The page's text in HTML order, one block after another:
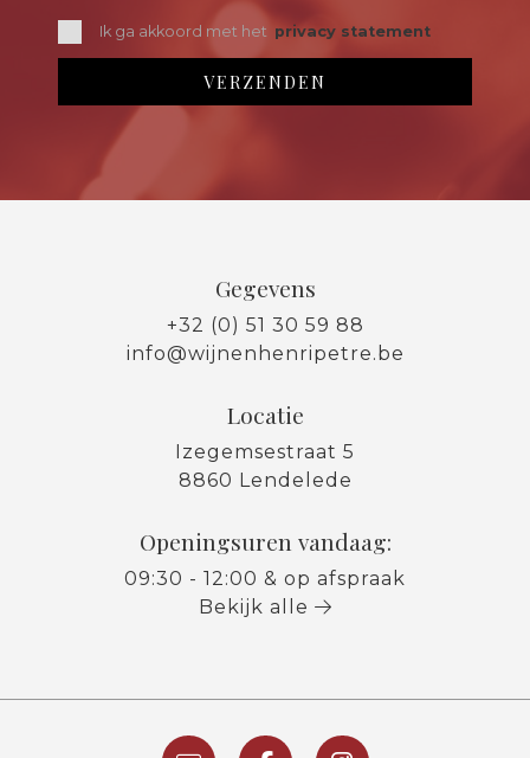
Ik ga akkoord met het privacy statement
Gegevens
+32 (0) 51 30 59 88
info@wijnenhenripetre.be
Locatie
Izegemsestraat 5
8860 Lendelede
Openingsuren vandaag:
09:30 - 12:00 & op afspraak
Bekijk alle